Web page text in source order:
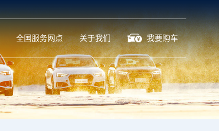
全国服务网点 关于我们 我要购车